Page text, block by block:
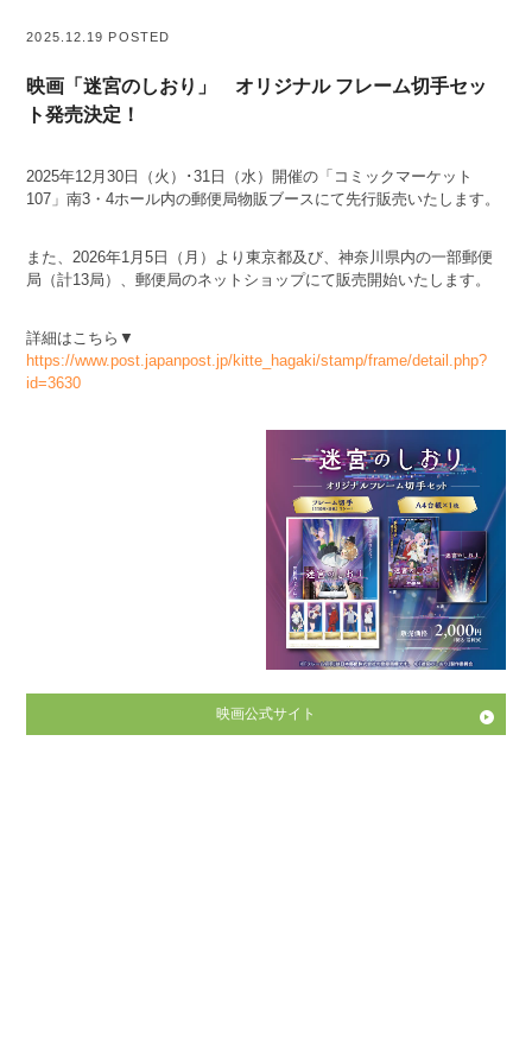
2025.12.19 POSTED
映画「迷宮のしおり」 オリジナル フレーム切手セッ
ト発売決定！
2025年12月30日（火）･31日（水）開催の「コミックマーケット
107」南3・4ホール内の郵便局物販ブースにて先行販売いたします。
また、2026年1月5日（月）より東京都及び、神奈川県内の一部郵便
局（計13局）、郵便局のネットショップにて販売開始いたします。
詳細はこちら▼
https://www.post.japanpost.jp/kitte_hagaki/stamp/frame/detail.php?
id=3630
映画公式サイト